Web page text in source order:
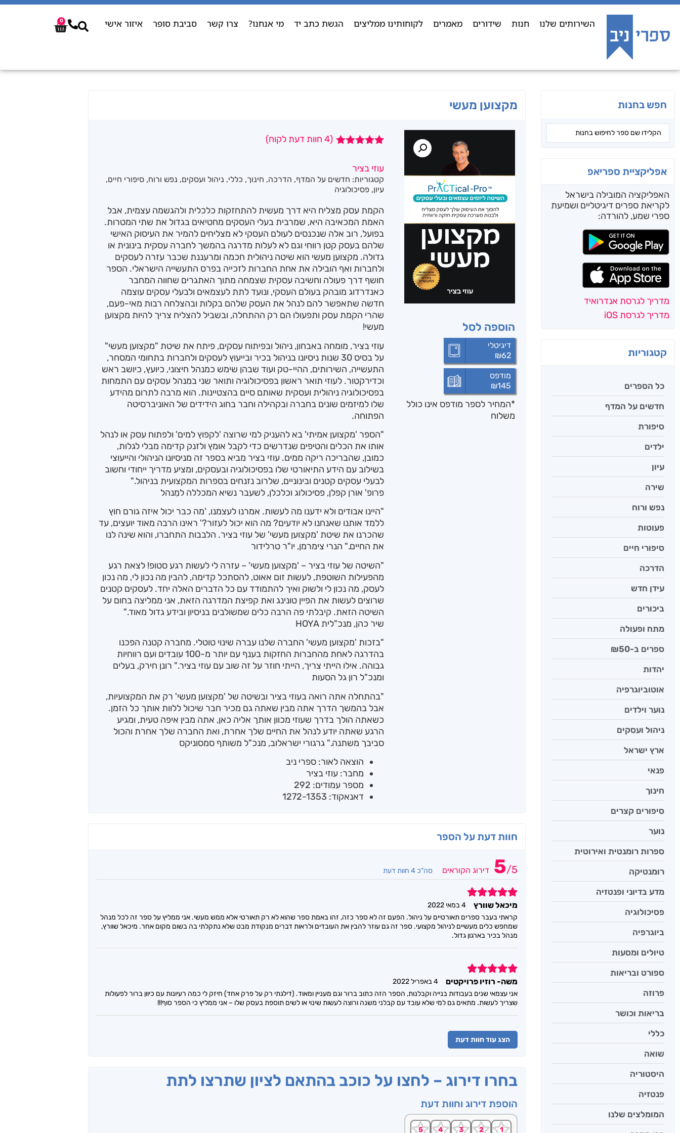
השירותים שלנו חנות שידורים מאמרים לקוחותינו ממליצים הגשת כתב יד מי אנחנו? צרו קשר סביבת סופר איזור אישי 0
חפש בחנות
אפליקציית ספריאפ
האפליקציה המובילה בישראל
לקריאת ספרים דיגיטליים ושמיעת
ספרי שמע, להורדה:
מדריך לגרסת אנדרואיד
מדריך לגרסת iOS
קטגוריות
כל הספרים
חדשים על המדף
סיפורת
ילדים
עיון
שירה
נפש ורוח
פעוטות
סיפורי חיים
הדרכה
עידן חדש
ביכורים
מתח ופעולה
ספרים ב-₪50
יהדות
אוטוביוגרפיה
נוער וילדים
ניהול ועסקים
ארץ ישראל
פנאי
חינוך
סיפורים קצרים
נוער
ספרות רומנטית ואירוטית
רומנטיקה
מדע בדיוני ופנטזיה
פסיכולוגיה
ביוגרפיה
טיולים ומסעות
ספורט ובריאות
פרוזה
בריאות וכושר
כללי
שואה
היסטוריה
פנטזיה
המומלצים שלנו
מקצוען מעשי
הוספה לסל
דיגיטלי
₪62
מודפס
₪145
*המחיר לספר מודפס אינו כולל
משלוח
מבוסס על
דירוגים של
לקוחות
(
4 חוות דעת לקוח)
עוזי בציר
קטגוריות: חדשים על המדף, הדרכה, חינוך, כללי, ניהול ועסקים, נפש ורוח, סיפורי חיים,
עיון, פסיכולוגיה
הקמת עסק מצליח היא דרך מעשית להתחזקות כלכלית ולהגשמה עצמית, אבל
האמת המכאיבה היא, שמרבית בעלי העסקים מחטיאים בגדול את שתי המטרות.
בפועל, רוב אלה שנכנסים לעולם העסקי לא מצליחים להמיר את העיסוק האישי
שלהם בעסק קטן רווחי וגם לא לעלות מדרגה בהמשך לחברה עסקית בינונית או
גדולה. מקצוען מעשי הוא שיטה ניהולית חכמה ומרעננת שכבר עזרה לעסקים
ולחברות ואף הובילה את אחת החברות לזכייה בפרס התעשייה הישראלי. הספר
חושף דרך פעולה וחשיבה עסקית שצמחה מתוך האתגרים שחווה המחבר
כאנדרדוג מובהק בעולם העסקי, ונועד לתת לעצמאים ולבעלי עסקים עוצמה
חדשה שתאפשר להם לנהל את העסק שלהם בקלות ובהצלחה רבות מאי-פעם,
שהרי הקמת עסק ותפעולו הם רק ההתחלה, ובשביל להצליח צריך להיות מקצוען
מעשי!
עוזי בציר, מומחה באבחון, ניהול ובפיתוח עסקים, פיתח את שיטת "מקצוען מעשי"
על בסיס 30 שנות ניסיונו בניהול בכיר ובייעוץ לעסקים ולחברות בתחומי המסחר,
התעשייה, השירותים, ההיי-טק ועוד שבהן שימש כמנהל חיצוני, כיועץ, כיושב ראש
וכדירקטור. לעוזי תואר ראשון בפסיכולוגיה ותואר שני במנהל עסקים עם התמחות
בפסיכולוגיה ניהולית ועסקית שאותם סיים בהצטיינות. הוא מרבה לתרום מהידע
שלו למיזמים שונים בחברה ובקהילה וחבר בחוג הידידים של האוניברסיטה
הפתוחה.
"הספר 'מקצוען אמיתי' בא להעניק למי שרוצה 'לקפוץ למים' ולפתוח עסק או לנהל
אותו את הכלים והטיפים שנדרשים כדי לקבל אומץ ולזנק קדימה מבלי לגלות,
כמובן, שהבריכה ריקה ממים. עוזי בציר מביא בספר זה מניסיונו הניהולי והייעוצי
בשילוב עם הידע התיאורטי שלו בפסיכולוגיה ובעסקים, ומציע מדריך ייחודי וחשוב
לבעלי עסקים קטנים ובינוניים, שלרוב נזנחים בספרות המקצועית בניהול."
פרופ' אורן קפלן, פסיכולוג וכלכלן, לשעבר נשיא המכללה למִנהל
"היינו אבודים ולא ידענו מה לעשות. אמרנו לעצמנו, 'מה כבר יכול איזה גורם חוץ
ללמד אותנו שאנחנו לא יודעים? מה הוא יכול לעזור?' ראינו הרבה מאוד יועצים, עד
שהכרנו את שיטת 'מקצוען מעשי' של עוזי בציר. הלבבות התחברו, והוא שינה לנו
את החיים." הנרי צימרמן, יו"ר טרלידור
"השיטה של עוזי בציר – 'מקצוען מעשי' – עזרה לי לעשות רגע סטופ! לצאת רגע
מהפעילות השוטפת, לעשות זום אאוט, להסתכל קדימה, להבין מה נכון לי, מה נכון
לעסק, מה נכון לי ולשוק ואיך להתמודד עם כל הדברים האלה יחד. לעסקים קטנים
שרוצים לעשות את הפיין טונינג ואת קפיצת המדרגה הזאת, אני ממליצה בחום על
השיטה הזאת. קיבלתי פה הרבה כלים שמשולבים בניסיון ובידע גדול מאוד."
שיר כהן, מנכ"לית HOYA
"בזכות 'מקצוען מעשי' החברה שלנו עברה שינוי טוטלי. מחברה קטנה הפכנו
בהדרגה לאחת מהחברות החזקות בענף עם יותר מ-100 עובדים ועם רווחיות
גבוהה. אילו הייתי צריך, הייתי חוזר על זה שוב עם עוזי בציר." רונן חירק, בעלים
ומנכ"ל רון גל הסעות
"בהתחלה אתה רואה בעוזי בציר ובשיטה של 'מקצוען מעשי' רק את המקצועיות,
אבל בהמשך הדרך אתה מבין שאתה גם מכיר חבר שיכול ללוות אותך כל הזמן.
כשאתה הולך בדרך שעוזי מכוון אותך אליה כאן, אתה מבין איפה טעית, ומגיע
הרגע שאתה יודע לנהל את החיים שלך אחרת, ואת החברה שלך אחרת והכול
סביבך משתנה." גרגורי ישראלוב, מנכ"ל משותף סמסוניקס
הוצאה לאור: ספרי ניב
מחבר: עוזי בציר
מספר עמודים: 292
דאנאקוד: 1272-1353
חוות דעת על הספר
5/5 דירוג הקוראים סה"כ 4 חוות דעת
5
מיכאל שוורץ
4 במאי 2022
קראתי בעבר ספרים תאורטיים על ניהול. הפעם זה לא ספר כזה, זהו באמת ספר שהוא לא רק תאורטי אלא ממש מעשי. אני ממליץ על ספר זה לכל מנהל
שמחפש כלים מעשיים לניהול מקצועי. ספר זה גם עוזר להבין את העובדים ולראות דברים מנקודת מבט שלא נתקלתי בה בשום מקום אחר. מיכאל שוורץ,
מנהל בכיר בארגון גדול.
5
משה- רוזיו פרויקטים
4 באפריל 2022
אני עצמאי שנים בעבודות בנייה וקבלנות, הספר הזה כתוב ברור וגם מעניין ומאוד. (דילגתי רק על פרק אחד) חיזק לי כמה רעיונות עם כיוון ברור לפעולות
שצריך לעשות. מתאים גם למי שלא עובד עם קבלני משנה ורוצה לעשות שינוי או לשים תוספת בעסק שלו – אני ממליץ כי הספר סוף!!!
הצג עוד חוות דעת
בחרו דירוג – לחצו על כוכב בהתאם לציון שתרצו לתת
הוספת דירוג וחוות דעת